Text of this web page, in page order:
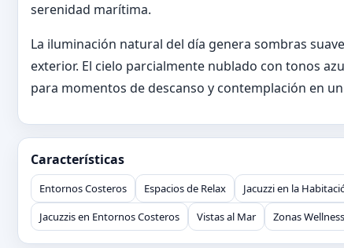
serenidad marítima.
La iluminación natural del día genera sombras
exterior. El cielo parcialmente nublado con tonos
para momentos de descanso y contemplación en
Características
Entornos Costeros Espacios de Relax Jacuzzi en la
Jacuzzis en Entornos Costeros
Vistas al Mar Zonas Wellness